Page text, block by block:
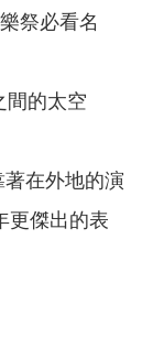
祭必看名
間的太空
在外地的演
更傑出的表